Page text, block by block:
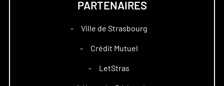
PARTENAIRES
– Ville de Strasbourg
– Crédit Mutuel
– LetStras